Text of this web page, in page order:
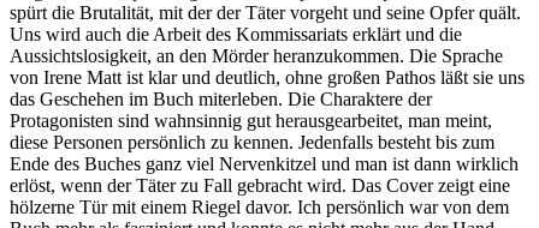
spürt die Brutalität, mit der der Täter vorgeht und seine Opfer quält.
Uns wird auch die Arbeit des Kommissariats erklärt und die
Aussichtslosigkeit, an den Mörder heranzukommen. Die Sprache
von Irene Matt ist klar und deutlich, ohne großen Pathos läßt sie uns
das Geschehen im Buch miterleben. Die Charaktere der
Protagonisten sind wahnsinnig gut herausgearbeitet, man meint,
diese Personen persönlich zu kennen. Jedenfalls besteht bis zum
Ende des Buches ganz viel Nervenkitzel und man ist dann wirklich
erlöst, wenn der Täter zu Fall gebracht wird. Das Cover zeigt eine
hölzerne Tür mit einem Riegel davor. Ich persönlich war von dem